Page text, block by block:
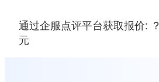
通过企服点评平台获取报价: ？
元